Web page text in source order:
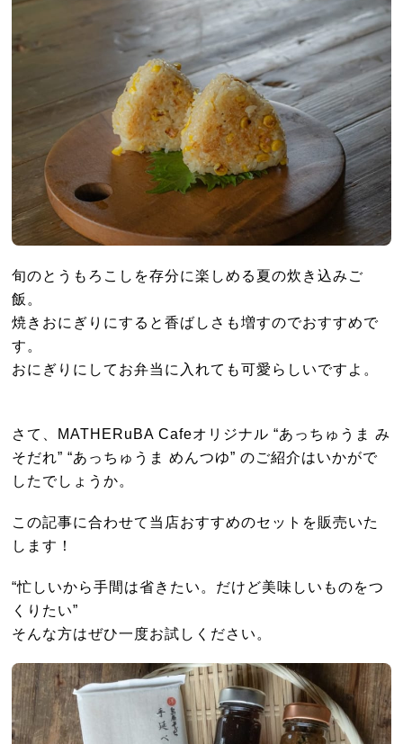
旬のとうもろこしを存分に楽しめる夏の炊き込みご
飯。
焼きおにぎりにすると香ばしさも増すのでおすすめで
す。
おにぎりにしてお弁当に入れても可愛らしいですよ。
さて、MATHERuBA Cafeオリジナル “あっちゅうま み
そだれ” “あっちゅうま めんつゆ” のご紹介はいかがで
したでしょうか。
この記事に合わせて当店おすすめのセットを販売いた
します！
“忙しいから手間は省きたい。だけど美味しいものをつ
くりたい”
そんな方はぜひ一度お試しください。